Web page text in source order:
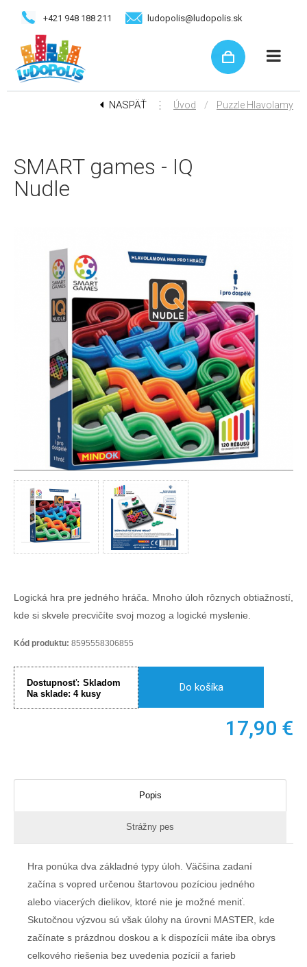
+421 948 188 211 ludopolis@ludopolis.sk
NASPÄŤ ⋮ Úvod / Puzzle Hlavolamy
SMART games - IQ
Nudle
Logická hra pre jedného hráča. Mnoho úloh rôznych obtiažností,
kde si skvele precvičíte svoj mozog a logické myslenie.
Kód produktu: 8595558306855
Dostupnosť: Skladom
Na sklade: 4 kusy
Do košíka
17,90 €
Popis
Strážny pes
Hra ponúka dva základné typy úloh. Väčšina zadaní
začína s vopred určenou štartovou pozíciou jedného
alebo viacerých dielikov, ktoré nie je možné meniť.
Skutočnou výzvou sú však úlohy na úrovni MASTER, kde
začínate s prázdnou doskou a k dispozícii máte iba obrys
celkového riešenia bez uvedenia pozícií a farieb